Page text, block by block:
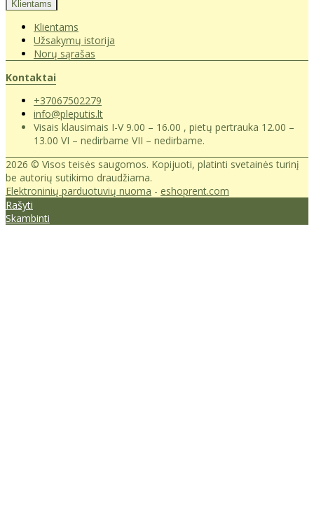
Klientams
Klientams
Užsakymų istorija
Norų sąrašas
Kontaktai
+37067502279
info@pleputis.lt
Visais klausimais I-V 9.00 – 16.00 , pietų pertrauka 12.00 –
13.00 VI – nedirbame VII – nedirbame.
2026 © Visos teisės saugomos. Kopijuoti, platinti svetainės turinį
be autorių sutikimo draudžiama.
Elektroninių parduotuvių nuoma - eshoprent.com
Rašyti
Skambinti